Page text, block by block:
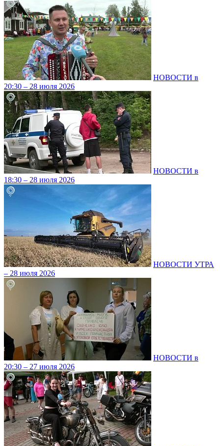
НОВОСТИ в
20:30 – 28 июля 2026
НОВОСТИ в
18:30 – 28 июля 2026
НОВОСТИ УТРА
– 28 июля 2026
НОВОСТИ в
20:30 – 27 июля 2026